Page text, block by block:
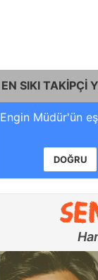
EN SIKI TAKİPÇİ
Engin Müdür'ün
DOĞRU